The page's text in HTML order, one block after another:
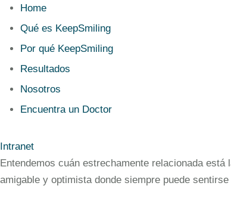
Home
Qué es KeepSmiling
Por qué KeepSmiling
Resultados
Nosotros
Encuentra un Doctor
Intranet
Entendemos cuán estrechamente relacionada
amigable y optimista donde siempre puede